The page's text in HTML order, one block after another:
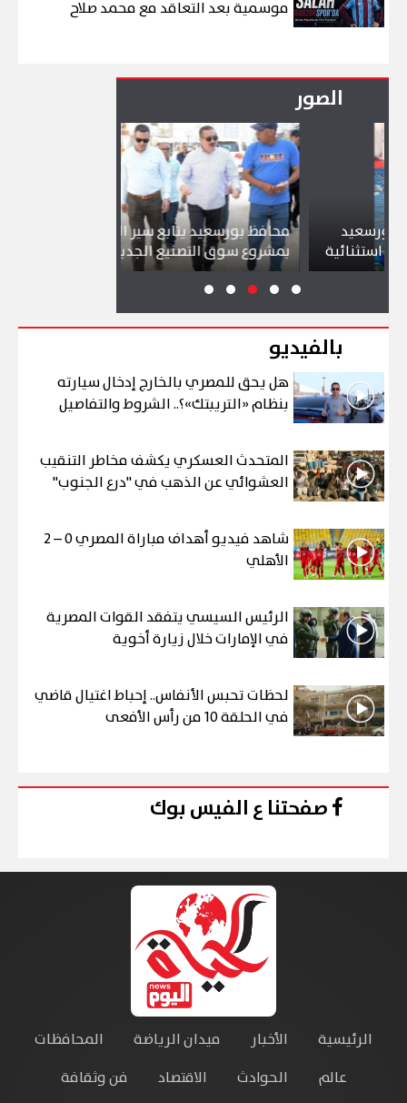
موسمية بعد التعاقد مع محمد صلاح
الصور
محافظ بورسعيد يتابع سير العمل
بمشروع سوق التصنيع الجديد
بالفيديو
هل يحق للمصري بالخارج إدخال سيارته
بنظام «التريبتك»؟.. الشروط والتفاصيل
المتحدث العسكري يكشف مخاطر التنقيب
العشوائي عن الذهب في "درع الجنوب"
شاهد فيديو أهداف مباراة المصري 0 – 2
الأهلي
الرئيس السيسي يتفقد القوات المصرية
في الإمارات خلال زيارة أخوية
لحظات تحبس الأنفاس.. إحباط اغتيال قاضي
في الحلقة 10 من رأس الأفعى
صفحتنا ع الفيس بوك
الرئيسية الأخبار ميدان الرياضة
المحافظات
عالم
الحوادث الاقتصاد فن وثقافة